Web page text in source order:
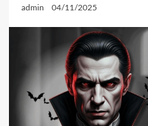
admin 04/11/2025